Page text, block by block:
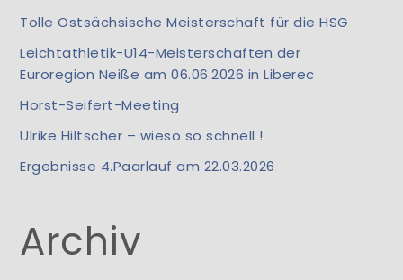
Tolle Ostsächsische Meisterschaft für die HSG
Leichtathletik-U14-Meisterschaften der
Euroregion Neiße am 06.06.2026 in Liberec
Horst-Seifert-Meeting
Ulrike Hiltscher – wieso so schnell !
Ergebnisse 4.Paarlauf am 22.03.2026
Archiv